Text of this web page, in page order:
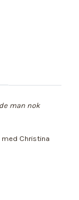
man nok
med Christina